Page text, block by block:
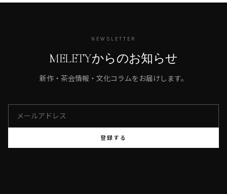
NEWSLETTER
MELETYからのお知らせ
新作・茶会情報・文化コラムをお届けします。
登録する